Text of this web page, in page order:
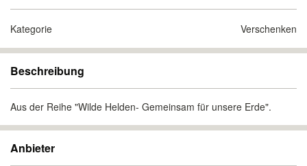
Kategorie Verschenken
Beschreibung
Aus der Reihe "Wilde Helden- Gemeinsam für unsere Erde".
Anbieter